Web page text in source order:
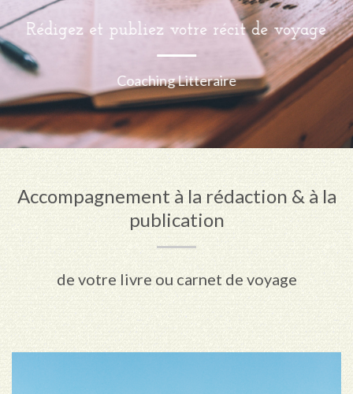
Rédigez et publiez votre récit de voyage
Coaching Litteraire
Accompagnement à la rédaction & à la
publication
de votre livre ou carnet de voyage